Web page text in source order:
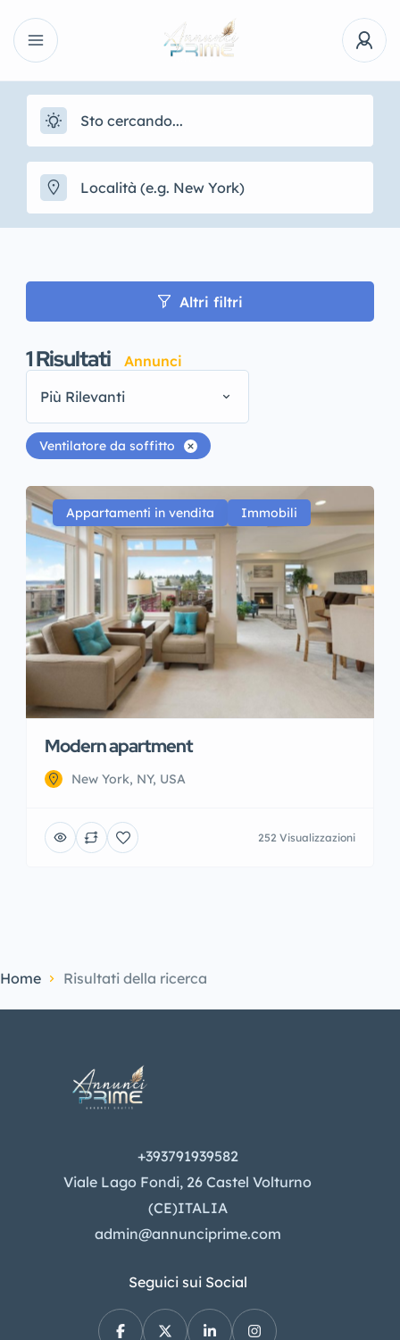
Altri filtri
1Risultati
Annunci
Più Rilevanti
Ventilatore da soffitto
Appartamenti in vendita Immobili
Modern apartment
New York, NY, USA
252 Visualizzazioni
Home Risultati della ricerca
+393791939582
Viale Lago Fondi, 26 Castel Volturno
(CE)ITALIA
admin@annunciprime.com
Seguici sui Social